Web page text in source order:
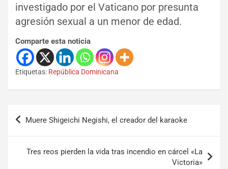
investigado por el Vaticano por presunta
agresión sexual a un menor de edad.
Comparte esta noticia
Etiquetas: República Dominicana
Muere Shigeichi Negishi, el creador del karaoke
Tres reos pierden la vida tras incendio en cárcel «La
Victoria»